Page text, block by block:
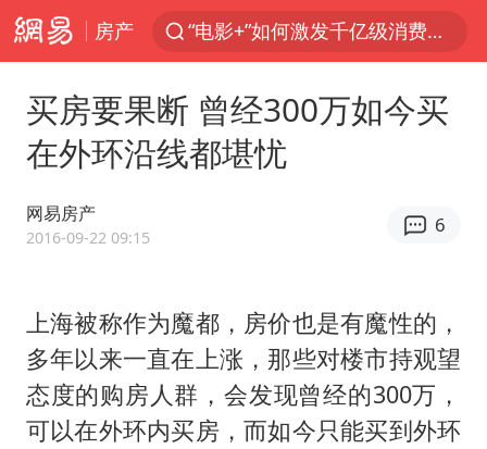
房产
预计“白海豚”明晚将在浙江舟山到福建福鼎一带沿海登陆
美股创4月份以来最大单周涨幅
台风白海豚登陆点缩圈
“东北超”哈尔滨主场收官战小贴士
女子被狗舔脚确诊三级暴露 医生回应
泰国校园枪击事件已致8死30余伤
买房要果断 曾经300万如今买
在外环沿线都堪忧
网易房产
2016-09-22 09:15
6
上海被称作为魔都，房价也是有魔性的，
多年以来一直在上涨，那些对楼市持观望
态度的购房人群，会发现曾经的300万，
可以在外环内买房，而如今只能买到外环